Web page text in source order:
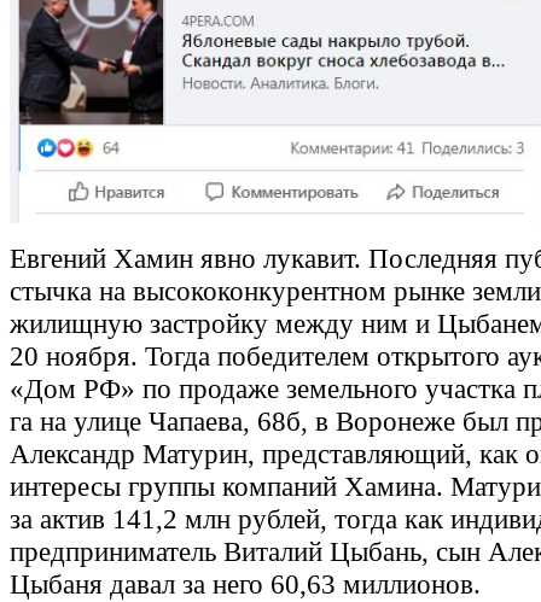
Евгений Хамин явно лукавит. Последняя
стычка на высококонкурентном рынке
жилищную застройку между ним и
20 ноября. Тогда победителем открытого
«Дом РФ» по продаже земельного участка
га на улице Чапаева, 68б, в Воронеже был
Александр Матурин, представляющий, как
интересы группы компаний Хамина.
за актив 141,2 млн рублей, тогда как
предприниматель Виталий Цыбань, сын
Цыбаня давал за него 60,63 миллионов.